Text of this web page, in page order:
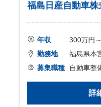
福島日産自動車
年収
300万円
勤務地
福島県本
募集職種
自動車整
詳